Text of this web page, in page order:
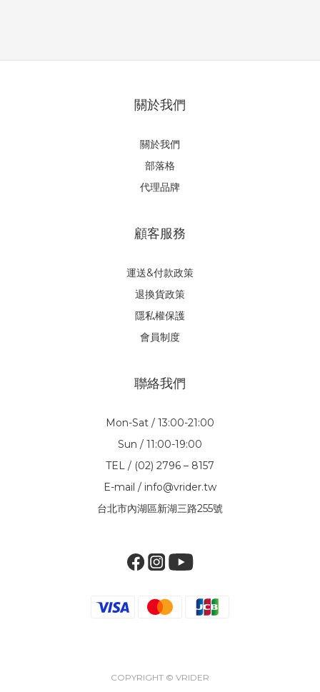
關於我們
關於我們
部落格
代理品牌
顧客服務
運送&付款政策
退換貨政策
隱私權保護
會員制度
聯絡我們
Mon-Sat / 13:00-21:00
Sun / 11:00-19:00
TEL / (02) 2796 – 8157
E-mail / info@vrider.tw
台北市內湖區新湖三路255號
COPYRIGHT © VRIDER